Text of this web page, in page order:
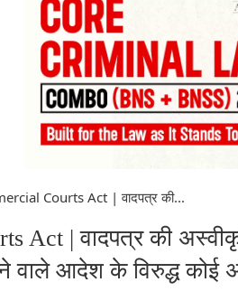
Courts Act | वादपत्र की...
Act | वादपत्र की
आदेश के विरुद्ध कोई